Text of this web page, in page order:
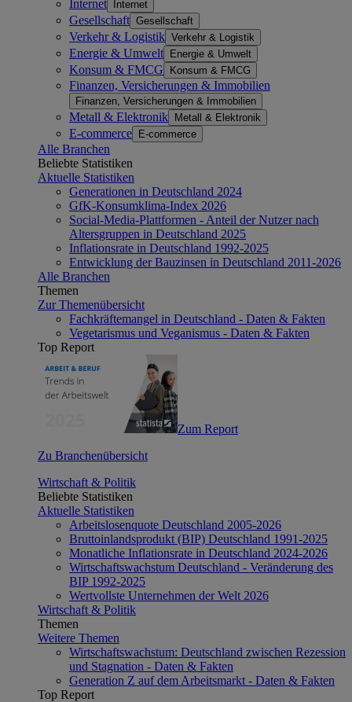
Internet Internet
Gesellschaft Gesellschaft
Verkehr & Logistik Verkehr & Logistik
Energie & Umwelt Energie & Umwelt
Konsum & FMCG Konsum & FMCG
Finanzen, Versicherungen & Immobilien
Finanzen, Versicherungen & Immobilien
Metall & Elektronik Metall & Elektronik
E-commerce E-commerce
Alle Branchen
Beliebte Statistiken
Aktuelle Statistiken
Generationen in Deutschland 2024
GfK-Konsumklima-Index 2026
Social-Media-Plattformen - Anteil der Nutzer nach
Altersgruppen in Deutschland 2025
Inflationsrate in Deutschland 1992-2025
Entwicklung der Bauzinsen in Deutschland 2011-2026
Alle Branchen
Themen
Zur Themenübersicht
Fachkräftemangel in Deutschland - Daten & Fakten
Vegetarismus und Veganismus - Daten & Fakten
Top Report
Zum Report
Zu Branchenübersicht
Wirtschaft & Politik
Beliebte Statistiken
Aktuelle Statistiken
Arbeitslosenquote Deutschland 2005-2026
Bruttoinlandsprodukt (BIP) Deutschland 1991-2025
Monatliche Inflationsrate in Deutschland 2024-2026
Wirtschaftswachstum Deutschland - Veränderung des
BIP 1992-2025
Wertvollste Unternehmen der Welt 2026
Wirtschaft & Politik
Themen
Weitere Themen
Wirtschaftswachstum: Deutschland zwischen Rezession
und Stagnation - Daten & Fakten
Generation Z auf dem Arbeitsmarkt - Daten & Fakten
Top Report